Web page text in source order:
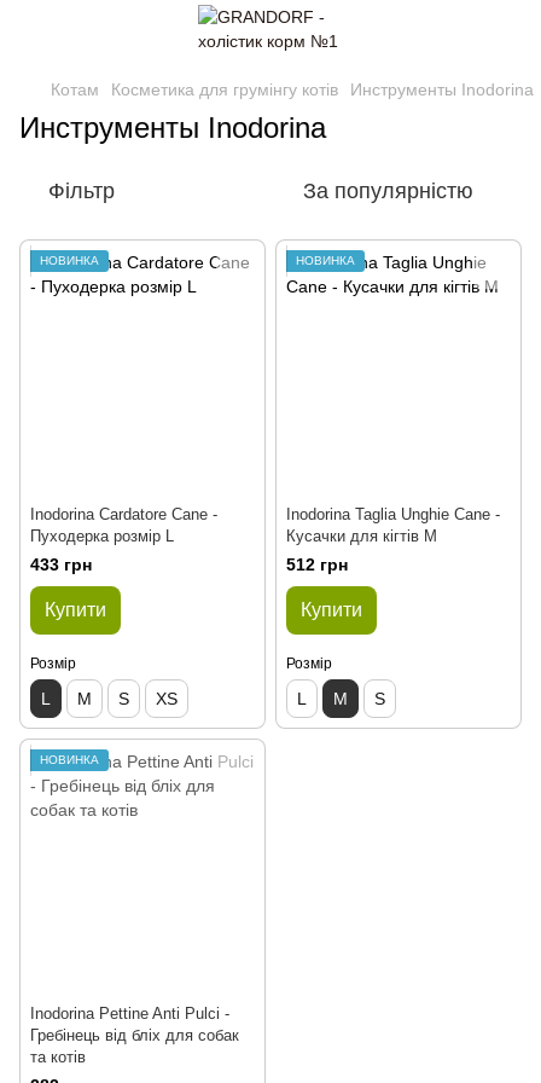
Котам Косметика для грумінгу котів Инструменты Inodorina
Инструменты Inodorina
Фільтр За популярністю
НОВИНКА
Inodorina Cardatore Cane -
Пуходерка розмір L
433 грн
Купити
Розмір
L M S XS
НОВИНКА
Inodorina Taglia Unghie Cane -
Кусачки для кігтів M
512 грн
Купити
Розмір
L M S
НОВИНКА
Inodorina Pettine Anti Pulci -
Гребінець від бліх для собак
та котів